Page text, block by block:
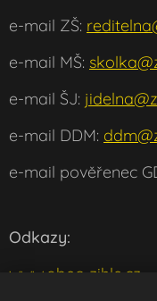
e-mail ZŠ:
e-mail MŠ:
e-mail ŠJ:
e-mail DDM:
e-mail pověřenec
Odkazy:
www.obec-zihle.cz